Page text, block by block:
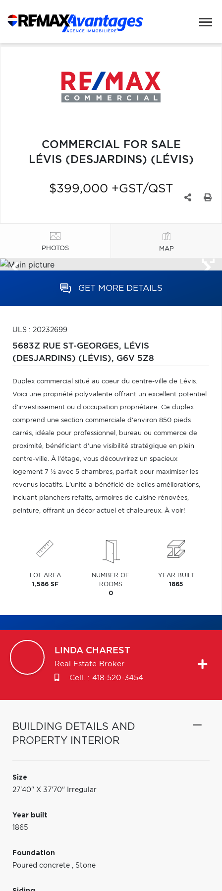
COMMERCIAL FOR SALE
LÉVIS (DESJARDINS) (LÉVIS)
$399,000 +GST/QST
PHOTOS MAP
GET MORE DETAILS
ULS : 20232699
5683Z RUE ST-GEORGES, LÉVIS
(DESJARDINS) (LÉVIS), G6V 5Z8
Duplex commercial situé au coeur du centre-ville de Lévis.
Voici une propriété polyvalente offrant un excellent potentiel
d'investissement ou d'occupation propriétaire. Ce duplex
comprend une section commerciale d'environ 850 pieds
carrés, idéale pour professionnel, bureau ou commerce de
proximité, bénéficiant d'une visibilité stratégique en plein
centre-ville. À l'étage, vous découvrirez un spacieux
logement 7 ½ avec 5 chambres, parfait pour maximiser les
revenus locatifs. L'unité a bénéficié de belles améliorations,
incluant planchers refaits, armoires de cuisine rénovées,
peinture, offrant un décor actuel et chaleureux. À voir!
LOT AREA
1,586 SF
NUMBER OF
ROOMS
0
YEAR BUILT
1865
LINDA CHAREST
Real Estate Broker
Cell. : 418-520-3454
BUILDING DETAILS AND
PROPERTY INTERIOR
Size
27'40" X 37'70" Irregular
Year built
1865
Foundation
Poured concrete
Stone